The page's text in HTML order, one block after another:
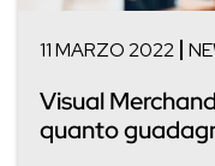
11 MARZO 2022
Visual
quanto